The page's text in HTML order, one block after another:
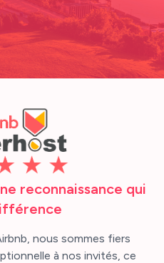
reconnaissance qui
nous sommes fiers
à nos invités, ce